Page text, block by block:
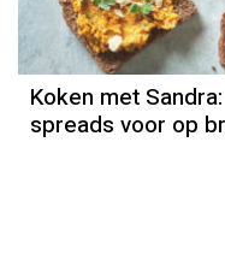
Koken met
spreads voor op